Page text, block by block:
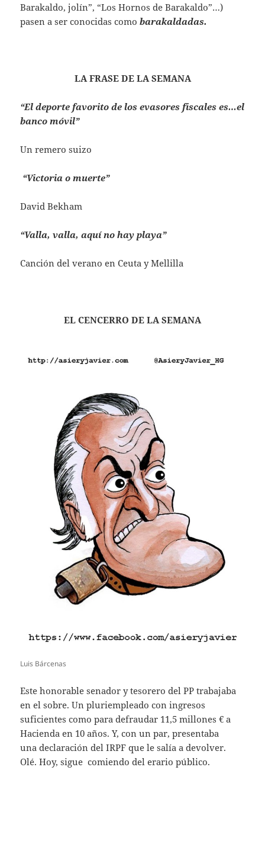
Barakaldo, jolín”, “Los Hornos de Barakaldo”…)
pasen a ser conocidas comobarakaldadas.
LA FRASE DE LA SEMANA
“El deporte favorito de los evasores fiscales es…el
banco móvil”
Un remero suizo
“Victoria o muerte”
David Bekham
“Valla, valla, aquí no hay playa”
Canción del verano en Ceuta y Mellilla
EL CENCERRO DE LA SEMANA
Luis Bárcenas
Este honorable senador y tesorero del PP trabajaba
en el sobre. Un pluriempleado con ingresos
suficientes como para defraudar 11,5 millones € a
Hacienda en 10 años. Y, con un par, presentaba
una declaración del IRPF que le salía a devolver.
Olé. Hoy, sigue comiendo del erario público.